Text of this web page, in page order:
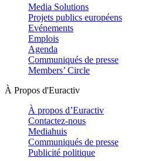
Media Solutions
Projets publics européens
Evénements
Emplois
Agenda
Communiqués de presse
Members’ Circle
À Propos d'Euractiv
À propos d’Euractiv
Contactez-nous
Mediahuis
Communiqués de presse
Publicité politique